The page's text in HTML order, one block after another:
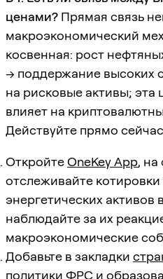
ценами? Прямая связь
макроэкономический
косвенная: рост
→ поддержание высоких
на рисковые активы; эта
влияет на
Действуйте прямо сейчас
ОткройтеOneKey App, на
отслеживайте
энергетических
наблюдайте за их
макроэкономические
Добавьте в закладки
политики ФРС и